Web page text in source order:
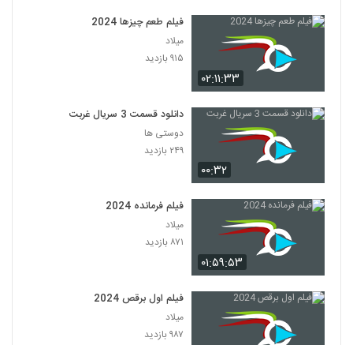
۰۲:۱۱:۳۳
فیلم طعم چیزها 2024
میلاد
۹۱۵ بازدید
۰۰:۳۲
دانلود قسمت 3 سریال غربت
دوستی ها
۲۴۹ بازدید
۰۱:۵۹:۵۳
فیلم فرمانده 2024
میلاد
۸۷۱ بازدید
فیلم اول برقص 2024
میلاد
۹۸۷ بازدید